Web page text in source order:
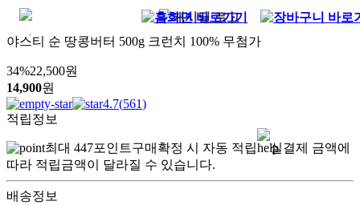
야스티 순 땅콩버터 500g 크런치 100% 무첨가
34%22,500원
14,900원
4.7(561)
적립정보
최대 447포인트구매확정 시 자동 적립
실결제 금액에
따라 적립금액이 달라질 수 있습니다.
배송정보